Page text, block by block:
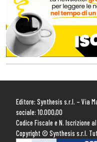
Editore: Synthesis s.r.l. – Via
sociale: 10.000,00
Codice Fiscale e N. Iscrizione
Copyright © Synthesis s.r.l.